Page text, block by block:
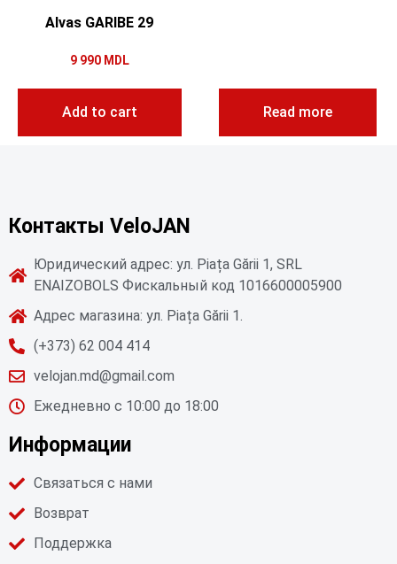
Alvas GARIBE 29
9 990 MDL
Add to cart Read more
Контакты VeloJAN
Юридический адрес: ул. Piața Gării 1, SRL
ENAIZOBOLS Фискальный код 1016600005900
Адрес магазина: ул. Piața Gării 1.
(+373) 62 004 414
velojan.md@gmail.com
Ежедневно с 10:00 до 18:00
Информации
Связаться с нами
Возврат
Поддержка